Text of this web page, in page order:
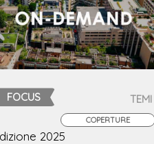
FOCUS TEMI
COPERTURE
2025